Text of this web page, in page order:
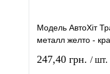
Модель АвтоХіт
металл желто -
247,40 грн. / шт.